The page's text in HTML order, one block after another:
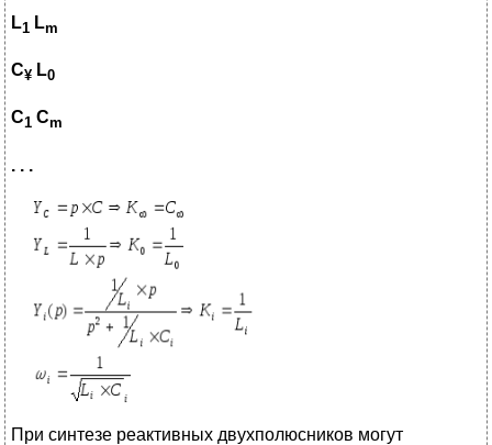
L1 Lm
C¥ L0
C1 Cm
. . .
При синтезе реактивных двухполюсников могут